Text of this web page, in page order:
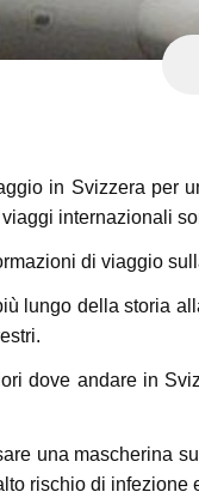
in Svizzera per
internazionali
di viaggio
lungo della storia
dove andare in
una mascherina
rischio di infezione